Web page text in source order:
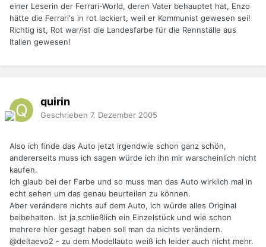
einer Leserin der Ferrari-World, deren Vater behauptet hat, Enzo
hätte die Ferrari's in rot lackiert, weil er Kommunist gewesen sei!
Richtig ist, Rot war/ist die Landesfarbe für die Rennställe aus
Italien gewesen!
quirin
Geschrieben 7. Dezember 2005
Also ich finde das Auto jetzt irgendwie schon ganz schön,
andererseits muss ich sagen würde ich ihn mir warscheinlich nicht
kaufen.
Ich glaub bei der Farbe und so muss man das Auto wirklich mal in
echt sehen um das genau beurteilen zu können.
Aber verändere nichts auf dem Auto, ich würde alles Original
beibehalten. Ist ja schließlich ein Einzelstück und wie schon
mehrere hier gesagt haben soll man da nichts verändern.
@deltaevo2 - zu dem Modellauto weiß ich leider auch nicht mehr.